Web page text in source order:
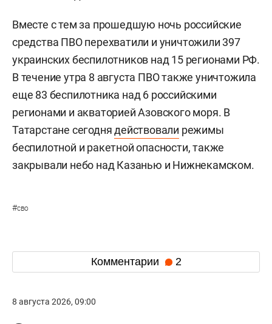
Вместе с тем за прошедшую ночь российские
средства ПВО перехватили и уничтожили 397
украинских беспилотников над 15 регионами РФ.
В течение утра 8 августа ПВО также уничтожила
еще 83 беспилотника над 6 российскими
регионами и акваторией Азовского моря. В
Татарстане сегоднядействовали режимы
беспилотной и ракетной опасности, также
закрывали небо над Казанью и Нижнекамском.
#сво
Комментарии 2
8 августа 2026, 09:00